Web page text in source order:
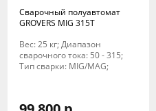
Сварочный полуавтомат
GROVERS MIG 315T
Вес: 25 кг; Диапазон
сварочного тока: 50 - 315;
Тип сварки: MIG/MAG;